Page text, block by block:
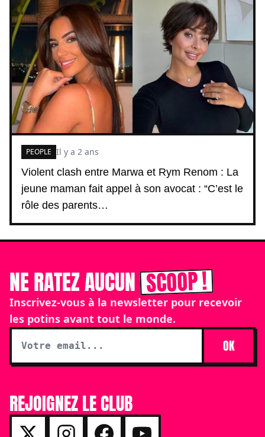
Violent clash entre Marwa et Rym Renom : La
jeune maman fait appel à son avocat : “C’est le
rôle des parents…
PEOPLE Il y a 2 ans
NE RATEZ AUCUNSCOOP !
Inscrivez-vous à la newsletter pour recevoir
les potins avant tout le monde.
OK
REJOIGNEZ LE CLUB